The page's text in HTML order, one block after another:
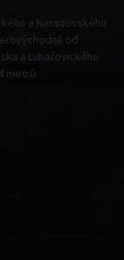
a Neradovského
od
a Luhačovického
metrů.